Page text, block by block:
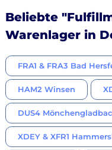
Beliebte
Warenlager in
FRA1 & FRA3 Bad
HAM2 Winsen
DUS4
XDEY & XFR1